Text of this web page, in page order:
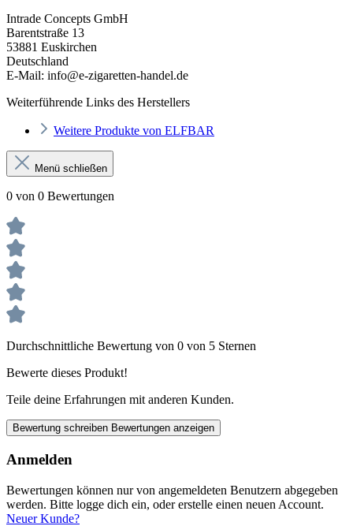
Intrade Concepts GmbH
Barentstraße 13
53881 Euskirchen
Deutschland
E-Mail: info@e-zigaretten-handel.de
Weiterführende Links des Herstellers
Weitere Produkte von ELFBAR
Menü schließen
0 von 0 Bewertungen
Durchschnittliche Bewertung von 0 von 5 Sternen
Bewerte dieses Produkt!
Teile deine Erfahrungen mit anderen Kunden.
Bewertung schreiben Bewertungen anzeigen
Anmelden
Bewertungen können nur von angemeldeten Benutzern abgegeben
werden. Bitte logge dich ein, oder erstelle einen neuen Account.
Neuer Kunde?